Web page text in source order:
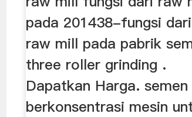
pada 201438-fungsi dari
raw mill pada pabrik
three roller grinding .
Dapatkan Harga.
berkonsentrasi mesin